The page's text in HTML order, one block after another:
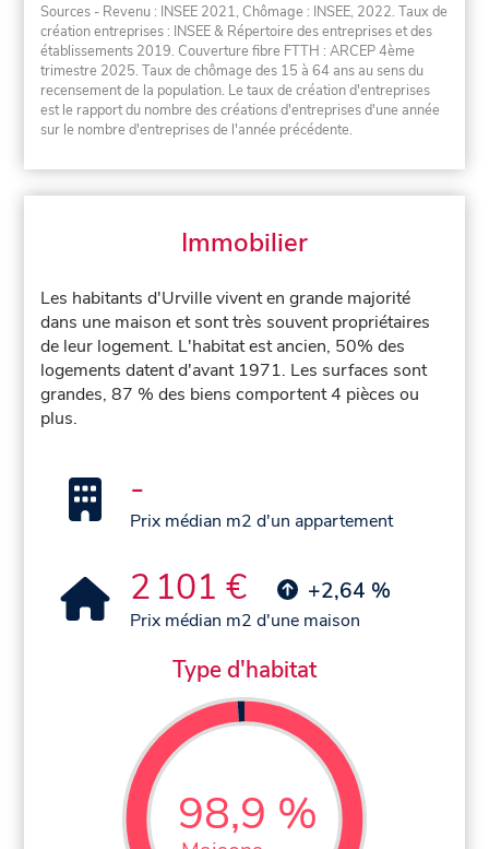
Sources - Revenu : INSEE 2021, Chômage : INSEE, 2022. Taux de
création entreprises : INSEE & Répertoire des entreprises et des
établissements 2019. Couverture fibre FTTH : ARCEP 4ème
trimestre 2025. Taux de chômage des 15 à 64 ans au sens du
recensement de la population. Le taux de création d'entreprises
est le rapport du nombre des créations d'entreprises d'une année
sur le nombre d'entreprises de l'année précédente.
Immobilier
Les habitants d'Urville vivent en grande majorité
dans une maison et sont très souvent propriétaires
de leur logement. L'habitat est ancien, 50% des
logements datent d'avant 1971. Les surfaces sont
grandes, 87 % des biens comportent 4 pièces ou
plus.
-
Prix médian m2 d'un appartement
2 101 € +2,64 %
Prix médian m2 d'une maison
Type d'habitat
98,9 %